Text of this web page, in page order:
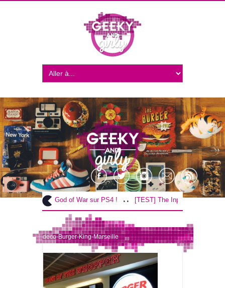
.. [TEST] God of War sur PS4 ! .. [TEST] The Inpatient sur PS4 /
deco-Burger-King-Marseille